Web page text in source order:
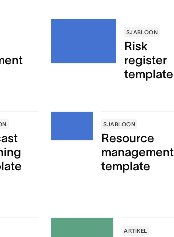
SJABLOON
Risk
register
template
SJABLOON
Resource
management
template
ARTIKEL